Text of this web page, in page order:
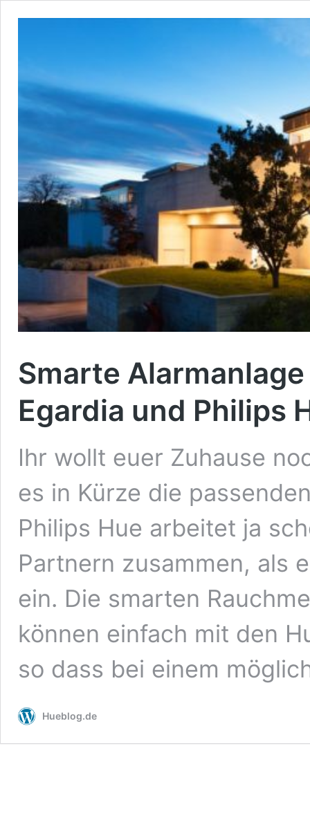
Smarte
Egardia und Philips
Ihr wollt euer Zuhause
es in Kürze die
Philips Hue arbeitet ja
Partnern zusammen, als
ein. Die smarten
können einfach mit den
so dass bei einem
Hueblog.de